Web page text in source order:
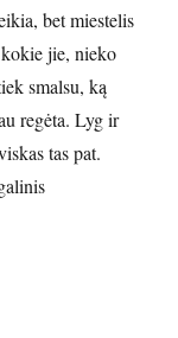
bet miestelis
jie, nieko
smalsu, ką
regėta. Lyg ir
tas pat.